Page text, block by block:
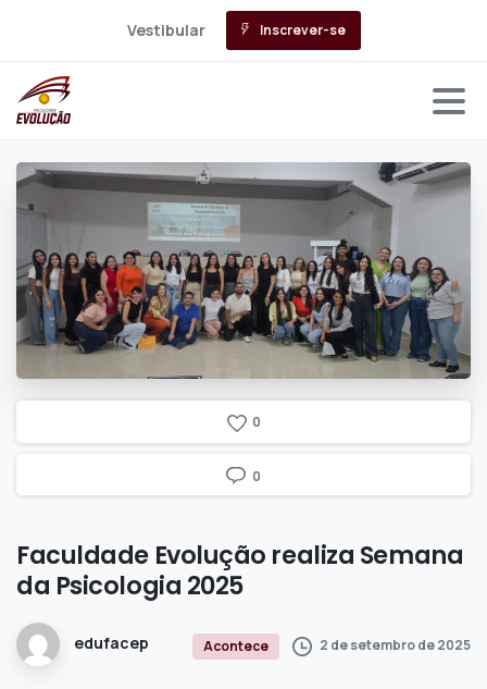
Vestibular Inscrever-se
0
0
Faculdade Evolução realiza Semana
da Psicologia 2025
edufacep Acontece 2 de setembro de 2025